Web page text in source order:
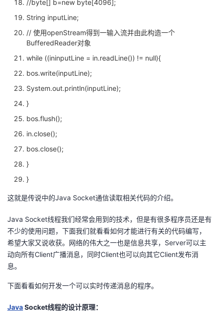
//byte[] b=new byte[4096];
String inputLine;
// 使用openStream得到一输入流并由此构造一个
BufferedReader对象
while ((ininputLine = in.readLine()) != null){
bos.write(inputLine);
System.out.println(inputLine);
}
bos.flush();
in.close();
bos.close();
}
}
这就是传说中的Java Socket通信读取相关代码的介绍。
Java Socket线程我们经常会用到的技术，但是有很多程序员还是有
不少的使用问题，下面我们就看看如何才能进行有关的代码编写，
希望大家又说收获。网络的伟大之一也是信息共享，Server可以主
动向所有Client广播消息，同时Client也可以向其它Client发布消
息。
下面看看如何开发一个可以实时传递消息的程序。
JavaSocket线程的设计原理：